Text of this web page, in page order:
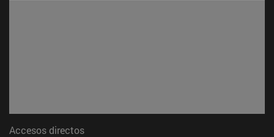
Accesos directos